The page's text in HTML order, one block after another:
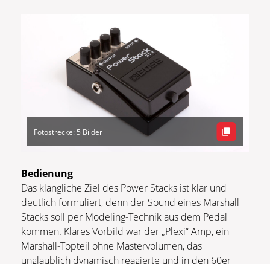
Fotostrecke: 5 Bilder
Bedienung
Das klangliche Ziel des Power Stacks ist klar und
deutlich formuliert, denn der Sound eines Marshall
Stacks soll per Modeling-Technik aus dem Pedal
kommen. Klares Vorbild war der „Plexi“ Amp, ein
Marshall-Topteil ohne Mastervolumen, das
unglaublich dynamisch reagierte und in den 60er